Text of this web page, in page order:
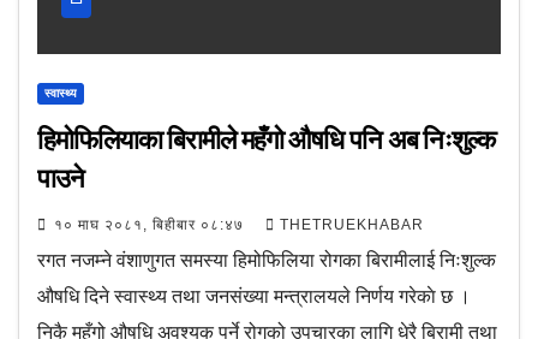
स्वास्थ्य
हिमोफिलियाका बिरामीले महँगो औषधि पनि अब निःशुल्क
पाउने
१० माघ २०८१, बिहीबार ०८:४७ THETRUEKHABAR
रगत नजम्ने वंशाणुगत समस्या हिमोफिलिया रोगका बिरामीलाई निःशुल्क
औषधि दिने स्वास्थ्य तथा जनसंख्या मन्त्रालयले निर्णय गरेकाे छ ।
निकै महँगो औषधि अवश्यक पर्ने रोगको उपचारका लागि धेरै बिरामी तथा